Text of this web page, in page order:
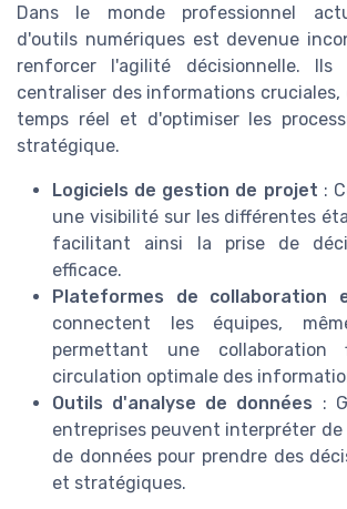
Dans le monde professionnel
d'outils numériques est devenue
renforcer l'agilité décisionnelle.
centraliser des informations cruciales,
temps réel et d'optimiser les
stratégique.
Logiciels de gestion de projet :
une visibilité sur les différentes
facilitant ainsi la prise de
efficace.
Plateformes de collaboration
connectent les équipes,
permettant une
circulation optimale des
Outils d'analyse de données :
entreprises peuvent interpréter de
de données pour prendre des
et stratégiques.